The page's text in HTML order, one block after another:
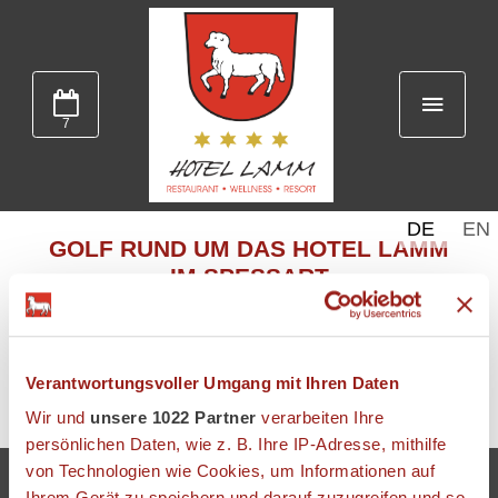
Verantwortungsvoller Umgang mit Ihren Daten
Wir und unsere 1022 Partner verarbeiten Ihre
persönlichen Daten, wie z. B. Ihre IP-Adresse, mithilfe
von Technologien wie Cookies, um Informationen auf
7
DE EN
GOLF RUND UM DAS HOTEL LAMM
IM SPESSART
Golf_Rund um das RÄUBERLAND_Hotel Lamm.pdf